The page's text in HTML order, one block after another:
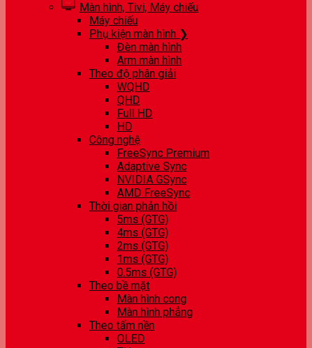
Màn hình, Tivi, Máy chiếu
Máy chiếu
Phụ kiện màn hình ❯
Đèn màn hình
Arm màn hình
Theo độ phân giải
WQHD
QHD
Full HD
HD
Công nghệ
FreeSync Premium
Adaptive Sync
NVIDIA GSync
AMD FreeSync
Thời gian phản hồi
5ms (GTG)
4ms (GTG)
2ms (GTG)
1ms (GTG)
0.5ms (GTG)
Theo bề mặt
Màn hình cong
Màn hình phẳng
Theo tấm nền
OLED